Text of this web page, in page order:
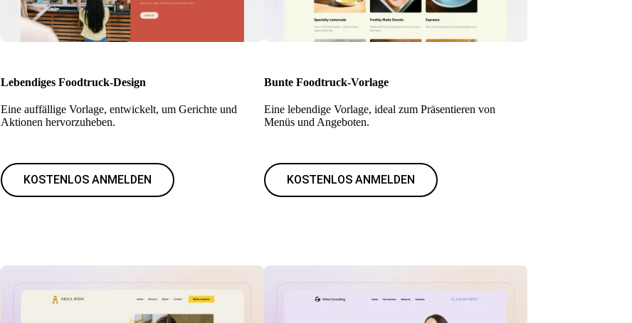
Lebendiges Foodtruck-Design
Eine auffällige Vorlage, entwickelt, um Gerichte und
Aktionen hervorzuheben.
KOSTENLOS ANMELDEN
Bunte Foodtruck-Vorlage
Eine lebendige Vorlage, ideal zum Präsentieren von
Menüs und Angeboten.
KOSTENLOS ANMELDEN